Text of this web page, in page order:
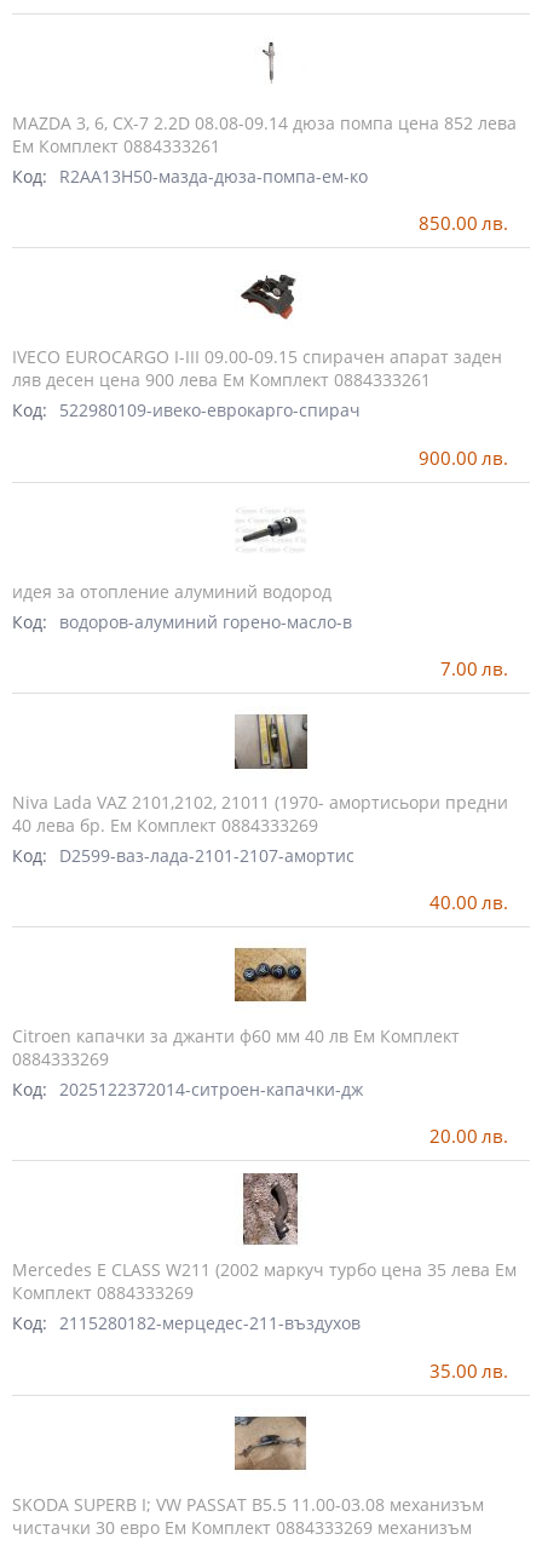
MAZDA 3, 6, CX-7 2.2D 08.08-09.14 дюза помпа цена 852 лева
Ем Комплект 0884333261
Код:
R2AA13H50-мазда-дюза-помпа-ем-ко
850.00 лв.
IVECO EUROCARGO I-III 09.00-09.15 спирачен апарат заден
ляв десен цена 900 лева Ем Комплект 0884333261
Код:
522980109-ивеко-еврокарго-спирач
900.00 лв.
идея за отопление алуминий водород
Код:
водоров-алуминий горено-масло-в
7.00 лв.
Niva Lada VAZ 2101,2102, 21011 (1970- амортисьори предни
40 лева бр. Ем Комплект 0884333269
Код:
D2599-ваз-лада-2101-2107-амортис
40.00 лв.
Citroen капачки за джанти ф60 мм 40 лв Ем Комплект
0884333269
Код: 2025122372014-ситроен-капачки-дж
20.00 лв.
Mercedes E CLASS W211 (2002 маркуч турбо цена 35 лева Ем
Комплект 0884333269
Код: 2115280182-мерцедес-211-въздухов
35.00 лв.
SKODA SUPERB I; VW PASSAT B5.5 11.00-03.08 механизъм
чистачки 30 евро Ем Комплект 0884333269 механизъм